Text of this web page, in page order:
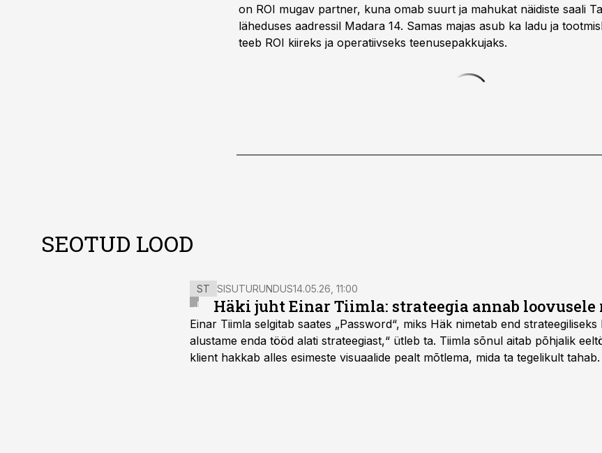
on ROI mugav partner, kuna omab suurt ja mahukat näidiste saali
läheduses aadressil Madara 14. Samas majas asub ka ladu ja
teeb ROI kiireks ja operatiivseks teenusepakkujaks.
SEOTUD LOOD
ST SISUTURUNDUS14.05.26, 11:00
Häki juht Einar Tiimla: strateegia annab
Einar Tiimla selgitab saates „Password“, miks Häk nimetab end
alustame enda tööd alati strateegiast,“ ütleb ta. Tiimla sõnul aitab põhjalik
klient hakkab alles esimeste visuaalide pealt mõtlema, mida ta tegelikult tahab.